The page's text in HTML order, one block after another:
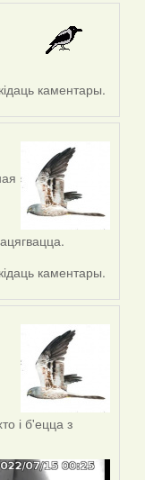
каментары.
каментары.
і б'ецца з